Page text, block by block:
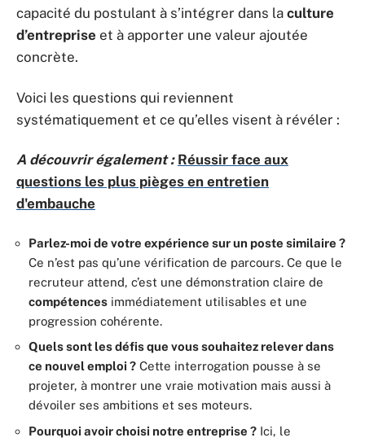
capacité du postulant à s’intégrer dans la culture
d’entreprise et à apporter une valeur ajoutée
concrète.
Voici les questions qui reviennent
systématiquement et ce qu’elles visent à révéler :
A découvrir également : Réussir face aux
questions les plus pièges en entretien
d'embauche
Parlez-moi de votre expérience sur un poste similaire ?
Ce n’est pas qu’une vérification de parcours. Ce que le
recruteur attend, c’est une démonstration claire de
compétences immédiatement utilisables et une
progression cohérente.
Quels sont les défis que vous souhaitez relever dans
ce nouvel emploi ? Cette interrogation pousse à se
projeter, à montrer une vraie motivation mais aussi à
dévoiler ses ambitions et ses moteurs.
Pourquoi avoir choisi notre entreprise ? Ici, le